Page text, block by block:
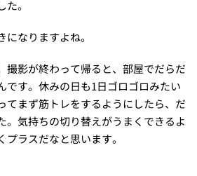
。
なりますよね。
影が終わって帰ると、部屋でだらだ
です。休みの日も1日ゴロゴロみたい
てまず筋トレをするようにしたら、だ
。気持ちの切り替えがうまくできるよ
ラスだなと思います。